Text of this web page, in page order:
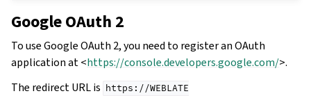
Google OAuth 2
To use Google OAuth 2, you need to register an OAuth
application at <https://console.developers.google.com/>.
The redirect URL is https://WEBLATE